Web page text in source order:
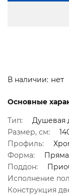
В наличии: нет
Основные
Тип:
Душевая
Размер, см:
Профиль:
Форма:
Поддон:
Исполнение
Конструкция